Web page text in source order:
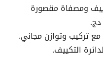
ومصفاة مقصورة